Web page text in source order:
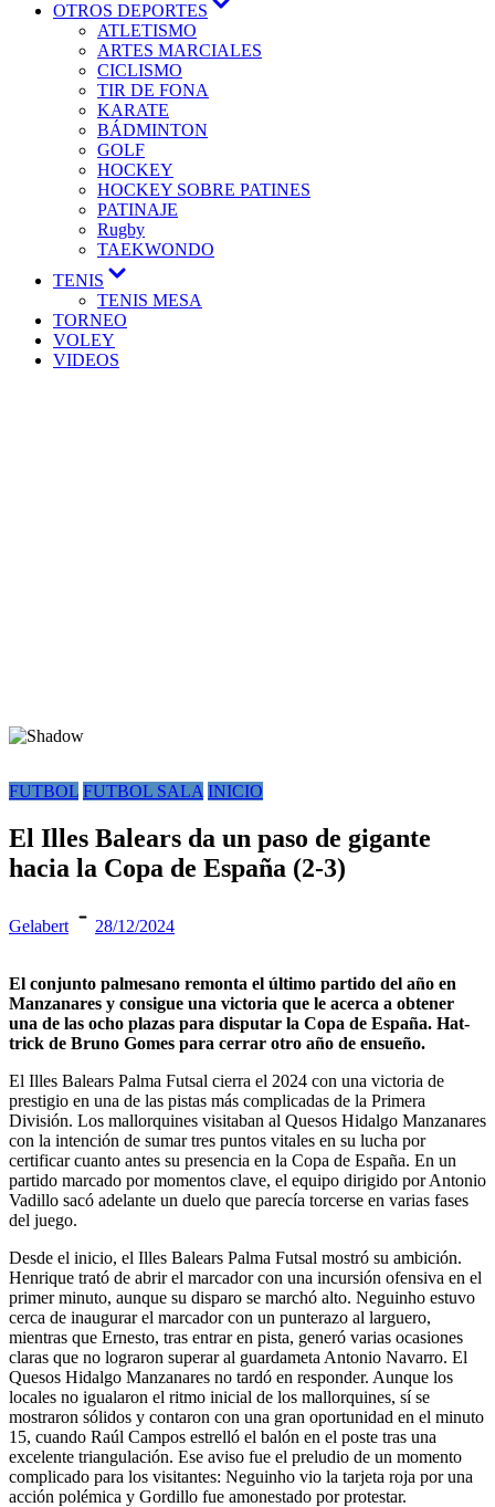
OTROS DEPORTES
ATLETISMO
ARTES MARCIALES
CICLISMO
TIR DE FONA
KARATE
BÁDMINTON
GOLF
HOCKEY
HOCKEY SOBRE PATINES
PATINAJE
Rugby
TAEKWONDO
TENIS
TENIS MESA
TORNEO
VOLEY
VIDEOS
FUTBOL FUTBOL SALA INICIO
El Illes Balears da un paso de gigante
hacia la Copa de España (2-3)
Gelabert 28/12/2024
El conjunto palmesano remonta el último partido del año en
Manzanares y consigue una victoria que le acerca a obtener
una de las ocho plazas para disputar la Copa de España. Hat-
trick de Bruno Gomes para cerrar otro año de ensueño.
El Illes Balears Palma Futsal cierra el 2024 con una victoria de
prestigio en una de las pistas más complicadas de la Primera
División. Los mallorquines visitaban al Quesos Hidalgo Manzanares
con la intención de sumar tres puntos vitales en su lucha por
certificar cuanto antes su presencia en la Copa de España. En un
partido marcado por momentos clave, el equipo dirigido por Antonio
Vadillo sacó adelante un duelo que parecía torcerse en varias fases
del juego.
Desde el inicio, el Illes Balears Palma Futsal mostró su ambición.
Henrique trató de abrir el marcador con una incursión ofensiva en el
primer minuto, aunque su disparo se marchó alto. Neguinho estuvo
cerca de inaugurar el marcador con un punterazo al larguero,
mientras que Ernesto, tras entrar en pista, generó varias ocasiones
claras que no lograron superar al guardameta Antonio Navarro. El
Quesos Hidalgo Manzanares no tardó en responder. Aunque los
locales no igualaron el ritmo inicial de los mallorquines, sí se
mostraron sólidos y contaron con una gran oportunidad en el minuto
15, cuando Raúl Campos estrelló el balón en el poste tras una
excelente triangulación. Ese aviso fue el preludio de un momento
complicado para los visitantes: Neguinho vio la tarjeta roja por una
acción polémica y Gordillo fue amonestado por protestar.